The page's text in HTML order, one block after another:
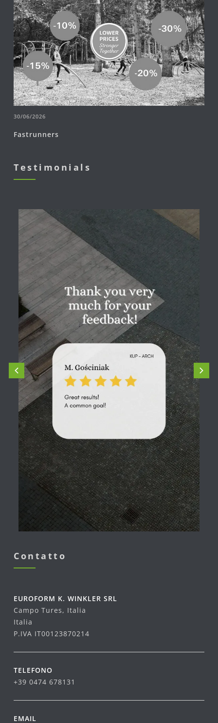
30/06/2026
Fastrunners
Testimonials
Contatto
EUROFORM K. WINKLER SRL
Campo Tures, Italia
Italia
P.IVA IT00123870214
TELEFONO
+39 0474 678131
EMAIL